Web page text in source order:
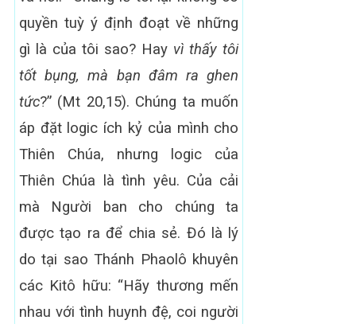
quyền tuỳ ý định đoạt về những
gì là của tôi sao? Hay vì thấy tôi
tốt bụng, mà bạn đâm ra ghen
tức?” (Mt 20,15). Chúng ta muốn
áp đặt logic ích kỷ của mình cho
Thiên Chúa, nhưng logic của
Thiên Chúa là tình yêu. Của cải
mà Người ban cho chúng ta
được tạo ra để chia sẻ. Đó là lý
do tại sao Thánh Phaolô khuyên
các Kitô hữu: “Hãy thương mến
nhau với tình huynh đệ, coi người